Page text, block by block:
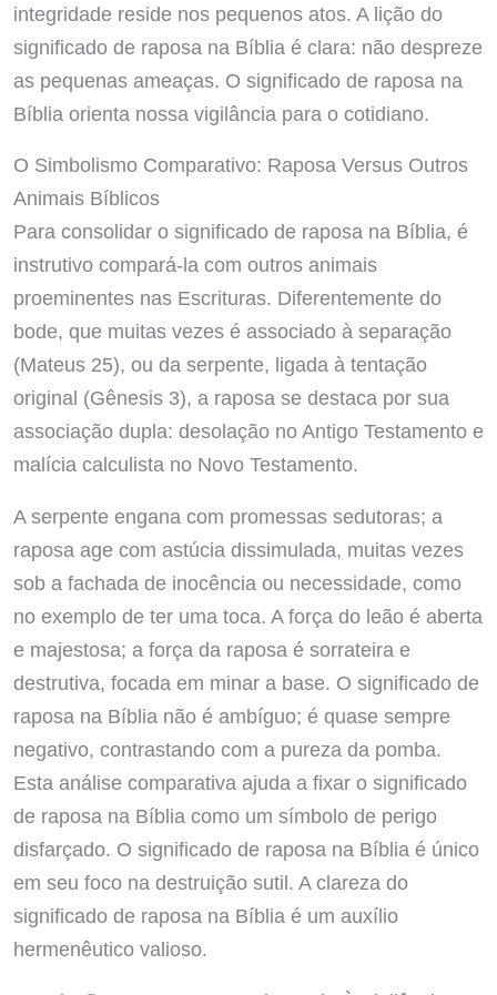
integridade reside nos pequenos atos. A lição do
significado de raposa na Bíblia é clara: não despreze
as pequenas ameaças. O significado de raposa na
Bíblia orienta nossa vigilância para o cotidiano.
O Simbolismo Comparativo: Raposa Versus Outros
Animais Bíblicos
Para consolidar o significado de raposa na Bíblia, é
instrutivo compará-la com outros animais
proeminentes nas Escrituras. Diferentemente do
bode, que muitas vezes é associado à separação
(Mateus 25), ou da serpente, ligada à tentação
original (Gênesis 3), a raposa se destaca por sua
associação dupla: desolação no Antigo Testamento e
malícia calculista no Novo Testamento.
A serpente engana com promessas sedutoras; a
raposa age com astúcia dissimulada, muitas vezes
sob a fachada de inocência ou necessidade, como
no exemplo de ter uma toca. A força do leão é aberta
e majestosa; a força da raposa é sorrateira e
destrutiva, focada em minar a base. O significado de
raposa na Bíblia não é ambíguo; é quase sempre
negativo, contrastando com a pureza da pomba.
Esta análise comparativa ajuda a fixar o significado
de raposa na Bíblia como um símbolo de perigo
disfarçado. O significado de raposa na Bíblia é único
em seu foco na destruição sutil. A clareza do
significado de raposa na Bíblia é um auxílio
hermenêutico valioso.